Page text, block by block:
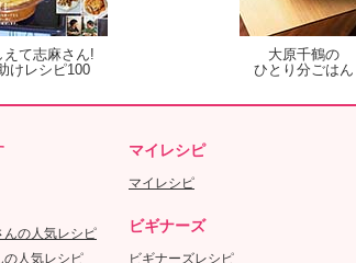
えて志麻さん!
けレシピ100
大原千鶴の
ひとり分ごはん
んの人気レシピ
の人気レシピ
マイレシピ
マイレシピ
ビギナーズ
ビギナーズレシピ